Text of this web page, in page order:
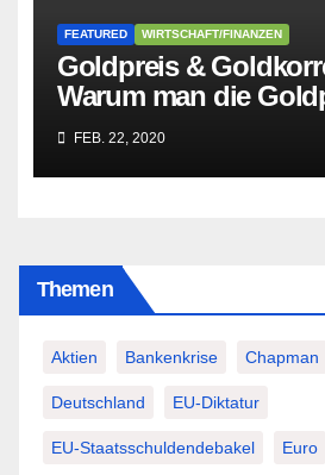
FEATURED WIRTSCHAFT/FINANZEN
Goldpreis &
Warum man die
besser Profis
FEB. 22, 2020
Themen
Aktien Bankenkrise Chapman
Deutschland EU-Diktatur
EU-Staatsschuldendebakel Euro